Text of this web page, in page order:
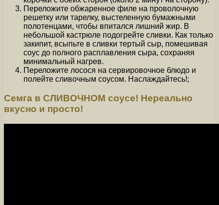
Переложите обжаренное филе на проволочную
решетку или тарелку, выстеленную бумажными
полотенцами, чтобы впитался лишний жир. В
небольшой кастрюле подогрейте сливки. Как только
закипит, всыпьте в сливки тертый сыр, помешивая
соус до полного расплавления сыра, сохраняя
минимальный нагрев.
Переложите лосося на сервировочное блюдо и
полейте сливочным соусом. Наслаждайтесь!;
Семга в СЛИВОЧНОМ соусе! Нереально
вкусно и просто!